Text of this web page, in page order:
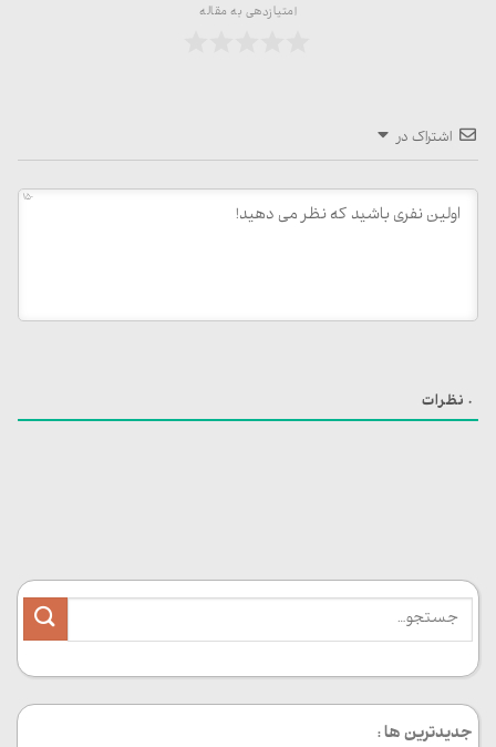
امتیازدهی به مقاله
اشتراک در
150
0 نظرات
جدیدترین ها :